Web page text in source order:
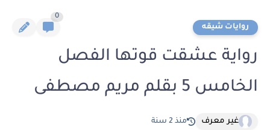
روايات شيقه
0
رواية عشقت قوتها الفصل
الخامس 5 بقلم مريم مصطفى
غير معرف منذ 2 سنة